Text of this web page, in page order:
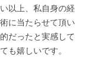
以上、私自身の経
に当たらせて頂い
だったと実感して
も嬉しいです。